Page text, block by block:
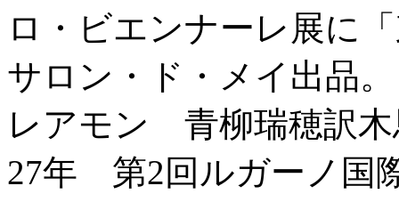
ロ・ビエンナーレ展に
サロン・ド・メイ出品
レアモン 青柳瑞穂訳木
27年 第2回ルガーノ国